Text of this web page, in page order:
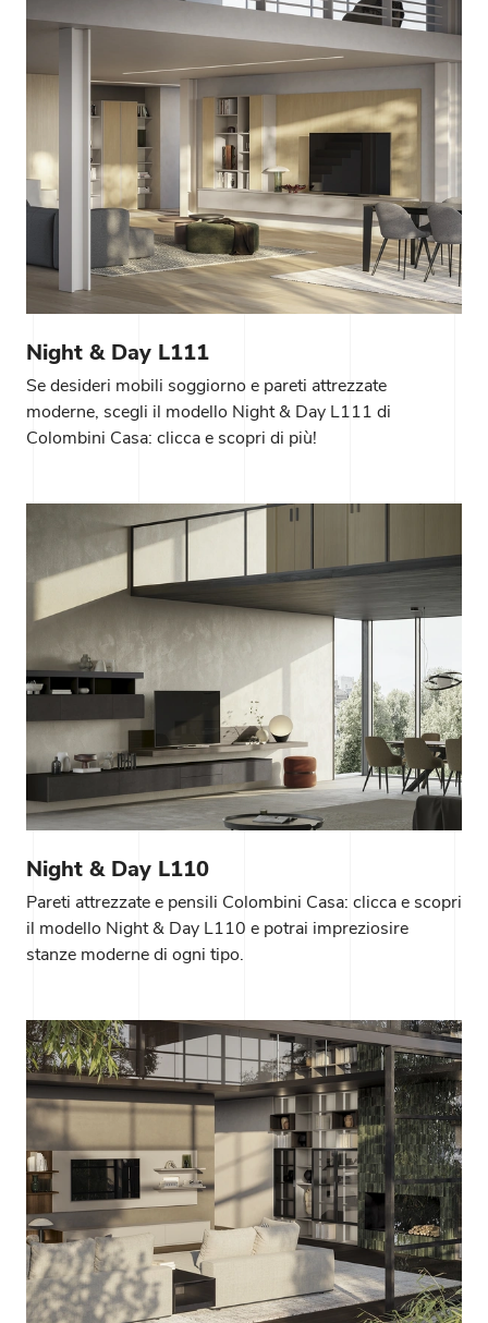
Night & Day L111
Se desideri mobili soggiorno e pareti attrezzate
moderne, scegli il modello Night & Day L111 di
Colombini Casa: clicca e scopri di più!
Night & Day L110
Pareti attrezzate e pensili Colombini Casa: clicca e scopri
il modello Night & Day L110 e potrai impreziosire
stanze moderne di ogni tipo.